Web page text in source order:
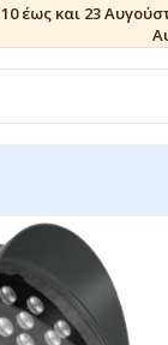
10 έως και 23